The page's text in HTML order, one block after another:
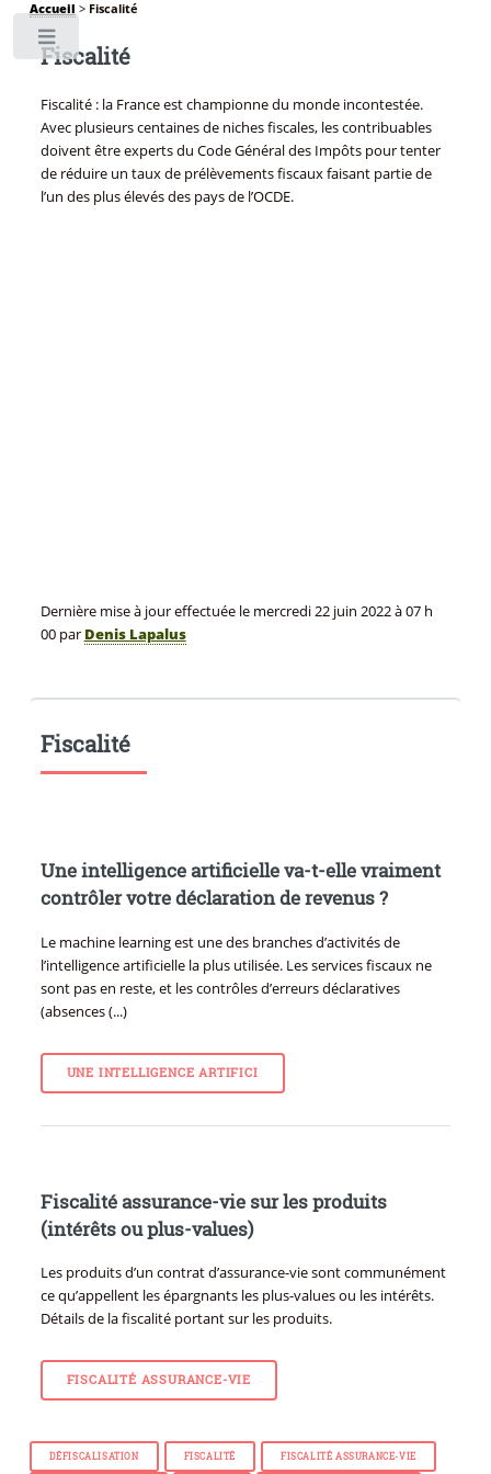
Accueil > Fiscalité
Fiscalité
Fiscalité : la France est championne du monde incontestée.
Avec plusieurs centaines de niches fiscales, les contribuables
doivent être experts du Code Général des Impôts pour tenter
de réduire un taux de prélèvements fiscaux faisant partie de
l’un des plus élevés des pays de l’OCDE.
Dernière mise à jour effectuée le mercredi 22 juin 2022à 07 h
00par Denis Lapalus
Fiscalité
Une intelligence artificielle va-t-elle vraiment
contrôler votre déclaration de revenus ?
Le machine learning est une des branches d’activités de
l’intelligence artificielle la plus utilisée. Les services fiscaux ne
sont pas en reste, et les contrôles d’erreurs déclaratives
(absences (...)
UNE INTELLIGENCE ARTIFICI
Fiscalité assurance-vie sur les produits
(intérêts ou plus-values)
Les produits d’un contrat d’assurance-vie sont communément
ce qu’appellent les épargnants les plus-values ou les intérêts.
Détails de la fiscalité portant sur les produits.
FISCALITÉ ASSURANCE-VIE
DÉFISCALISATION FISCALITÉ FISCALITÉ ASSURANCE-VIE